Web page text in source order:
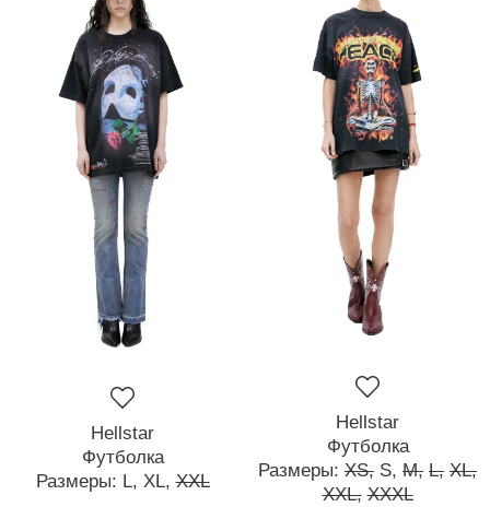
Hellstar
Футболка
Размеры: L, XL, XXL
Hellstar
Футболка
Размеры: XS, S, M, L, XL,
XXL, XXXL